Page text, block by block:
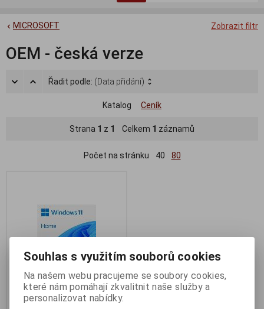
Zobrazit filtr
MICROSOFT
OEM - česká verze
Řadit podle: (Data přidání)
Katalog Ceník
Strana 1 z 1 Celkem 1 záznamů
Počet na stránku 40 80
MS Win 11 Home 64-Bit
Souhlas s využitím souborů cookies
Na našem webu pracujeme se soubory cookies,
které nám pomáhají zkvalitnit naše služby a
personalizovat nabídky.